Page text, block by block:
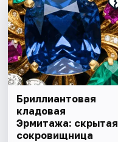
Бриллиантовая
кладовая
Эрмитажа: скрытая
сокровищница